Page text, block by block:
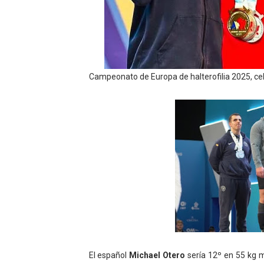
Mundial de piragüismo
Tour de Francia
Mundial de Fórmula 1
Campeonato de Europa
Tour de Francia femenino
Campeonato de Europa de halterofilia 2025,
El español Michael Oterosería 12º en 55 kg